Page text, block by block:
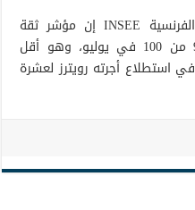
وقالت وكالة الإحصاءات الرسمية الفرنسية INSEE إن مؤشر ثقة
المستهلك الشهري تراجع إلى 99 من 100 في يوليو، وهو أقل
بقليل من متوسط ​​التوقعات لـ 100 في استطلاع أجرته رويترز لعشرة